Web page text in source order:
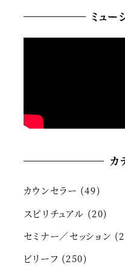
ミュー
カ
カウンセラー (49)
スピリチュアル (20)
セミナー／セッション
ビリーフ (250)